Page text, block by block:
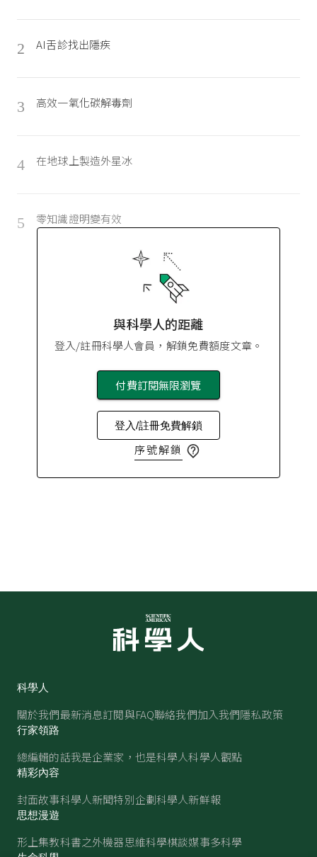
2 AI舌診找出隱疾
3 高效一氧化碳解毒劑
4 在地球上製造外星冰
5 零知識證明變有效
與科學人的距離
登入/註冊科學人會員，解鎖免費額度文章。
付費訂閱無限瀏覽
登入/註冊免費解鎖
序號解鎖
科學人
關於我們最新消息訂閱與FAQ聯絡我們加入我們隱私政策
行家領路
總編輯的話我是企業家，也是科學人科學人觀點
精彩內容
封面故事科學人新聞特別企劃科學人新鮮報
思想漫遊
形上集教科書之外機器思維科學棋談媒事多科學